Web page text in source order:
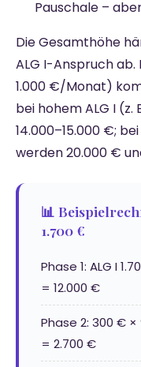
Pauschale –
Die Gesamthöhe
ALG I-Anspruch ab.
1.000 €/Monat)
bei hohem ALG I
14.000–15.000 €;
werden 20.000 €
📊
1.700 €
Phase 1: ALG I
= 12.000 €
Phase 2: 300 €
= 2.700 €